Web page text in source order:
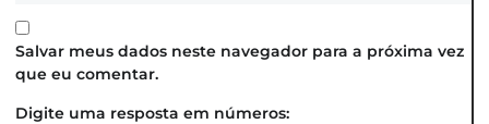
Salvar meus dados neste navegador para a próxima vez
que eu comentar.
Digite uma resposta em números: